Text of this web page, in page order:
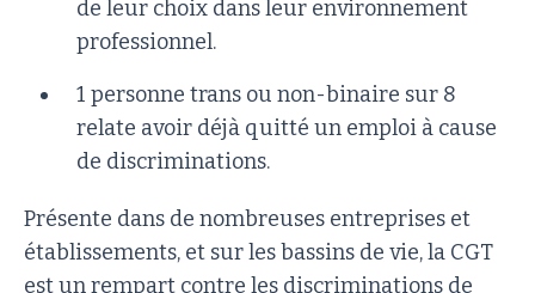
de leur choix dans leur environnement
professionnel.
1 personne trans ou non-binaire sur 8
relate avoir déjà quitté un emploi à cause
de discriminations.
Présente dans de nombreuses entreprises et
établissements, et sur les bassins de vie, la CGT
est un rempart contre les discriminations de